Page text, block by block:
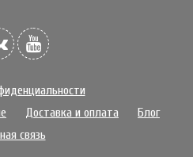
Доставка и оплата
Блог
связь